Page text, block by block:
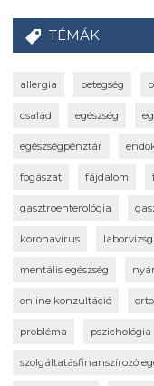
TÉMÁK
allergia betegség
család egészség
egészségpénztár
fogászat fájdalom
gasztroenterológia
koronavírus
mentális egészség nyár
online konzultáció
probléma pszichológia
szolgáltatásfinanszírozó